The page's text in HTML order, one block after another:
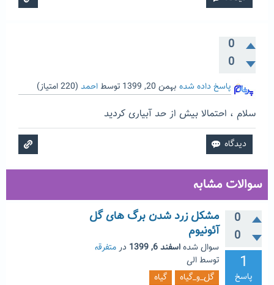
0
0
پاسخ داده شده بهمن 20, 1399 توسط احمد (
220امتیاز)
سلام ، احتمالا بیش از حد آبیاری کردید
سوالات مشابه
0
0
1
پاسخ
مشکل زرد شدن برگ های گل
آئونیوم
سوال شدهاسفند 6, 1399 درمتفرقه
توسط الی
گل_و_گیاه
گیاه